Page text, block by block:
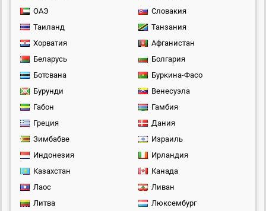
ОАЭ
Словакия
Таиланд
Танзания
Хорватия
Афганистан
Беларусь
Болгария
Ботсвана
Буркина-Фасо
Бурунди
Венесуэла
Габон
Гамбия
Греция
Дания
Зимбабве
Израиль
Индонезия
Ирландия
Казахстан
Канада
Лаос
Ливан
Литва
Люксембург